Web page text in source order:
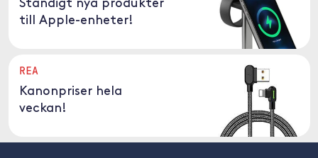
Ständigt nya produkter
till Apple-enheter!
REA
Kanonpriser hela
veckan!